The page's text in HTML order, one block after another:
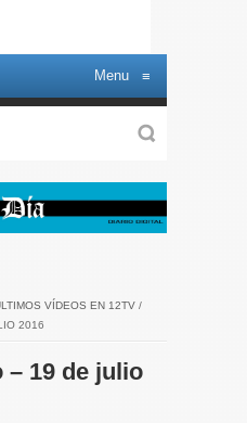
Menu ≡
VÍDEOS EN 12TV /
2016
– 19 de julio